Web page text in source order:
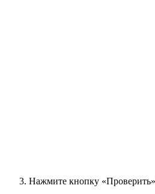
Нажмите кнопку «Проверить»